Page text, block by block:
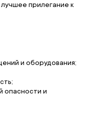
прилегание к
и оборудования;
опасности и